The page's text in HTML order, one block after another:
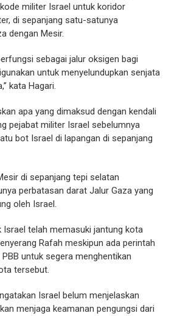
militer Israel untuk koridor
di sepanjang satu-satunya
dengan Mesir.
sebagai jalur oksigen bagi
untuk menyelundupkan senjata
kata Hagari.
apa yang dimaksud dengan kendali
pejabat militer Israel sebelumnya
bot Israel di lapangan di sepanjang
di sepanjang tepi selatan
perbatasan darat Jalur Gaza yang
oleh Israel.
Israel telah memasuki jantung kota
Rafah meskipun ada perintah
untuk segera menghentikan
tersebut.
Israel belum menjelaskan
menjaga keamanan pengungsi dari